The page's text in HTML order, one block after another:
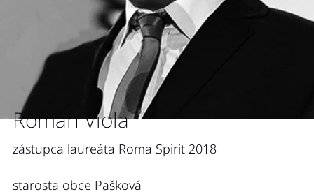
Roman Viola
zástupca laureáta Roma Spirit 2018
starosta obce Pašková